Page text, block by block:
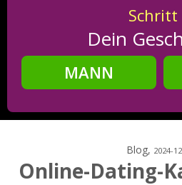
Schritt
Dein
MANN
Schritt
Blog, 2024-
Online-Dating-